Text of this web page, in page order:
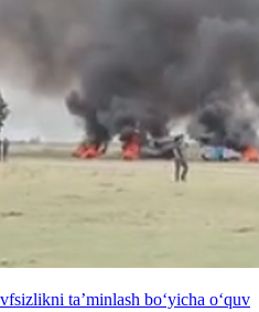
ta’minlash bo‘yicha o‘quv